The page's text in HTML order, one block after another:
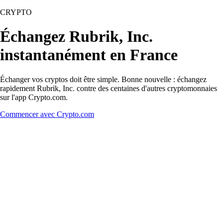
CRYPTO
Échangez Rubrik, Inc.
instantanément en France
Échanger vos cryptos doit être simple. Bonne nouvelle : échangez
rapidement Rubrik, Inc. contre des centaines d'autres cryptomonnaies
sur l'app Crypto.com.
Commencer avec Crypto.com